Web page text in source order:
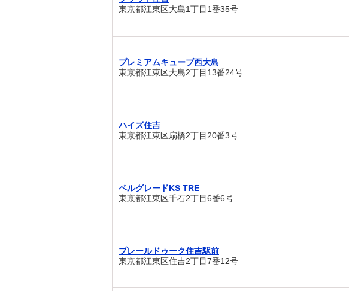
東京都江東区大島1丁目1番35号
プレミアムキューブ西大島
東京都江東区大島2丁目13番24号
ハイズ住吉
東京都江東区扇橋2丁目20番3号
ベルグレードKS TRE
東京都江東区千石2丁目6番6号
プレールドゥーク住吉駅前
東京都江東区住吉2丁目7番12号